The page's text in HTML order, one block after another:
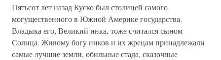
Пятьсот лет назад Куско был столицей самого
могущественного в Южной Америке государства.
Владыка его, Великий инка, тоже считался сыном
Солнца. Живому богу инков и их жрецам принадлежали
самые лучшие земли, обильные стада, сказочные